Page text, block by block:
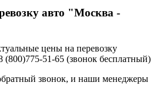
авто "Москва -
цены на перевозку
(800)775-51-65 (звонок бесплатный)
звонок, и наши менеджеры